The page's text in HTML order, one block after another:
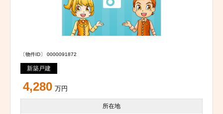
〔物件ID〕 0000091872
新築戸建
4,280 万円
所在地